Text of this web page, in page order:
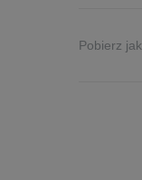
Pobierz